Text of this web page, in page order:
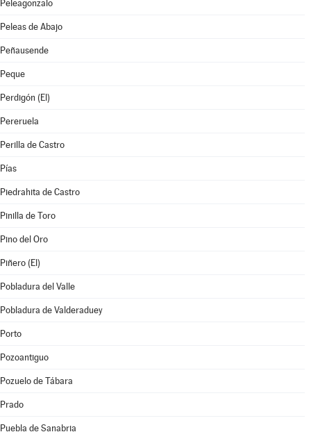
Peleagonzalo
Peleas de Abajo
Peñausende
Peque
Perdigón (El)
Pereruela
Perilla de Castro
Pías
Piedrahita de Castro
Pinilla de Toro
Pino del Oro
Piñero (El)
Pobladura del Valle
Pobladura de Valderaduey
Porto
Pozoantiguo
Pozuelo de Tábara
Prado
Puebla de Sanabria